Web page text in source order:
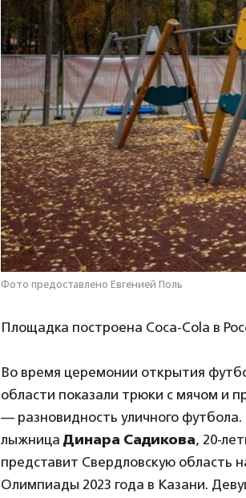
Фото предоставлено Евгенией Поль
Площадка построена Coca-Cola в
Во время церемонии открытия
области показали трюки с мячом и
— разновидность уличного
лыжница Динара Садикова, 20-
представит Свердловскую область
Олимпиады 2023 года в Казани.